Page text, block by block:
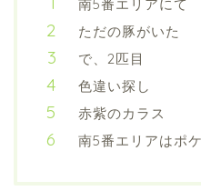
南5番エリアにて
ただの豚がいた
で、2匹目
色違い探し
赤紫のカラス
南5番エリアはポ